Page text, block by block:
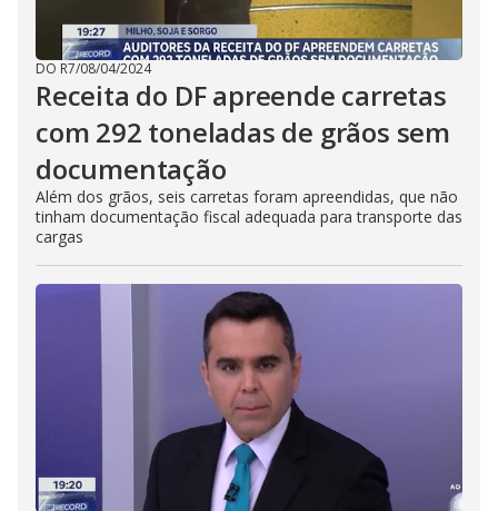
DO R7/08/04/2024
Receita do DF apreende carretas
com 292 toneladas de grãos sem
documentação
Além dos grãos, seis carretas foram apreendidas, que não
tinham documentação fiscal adequada para transporte das
cargas